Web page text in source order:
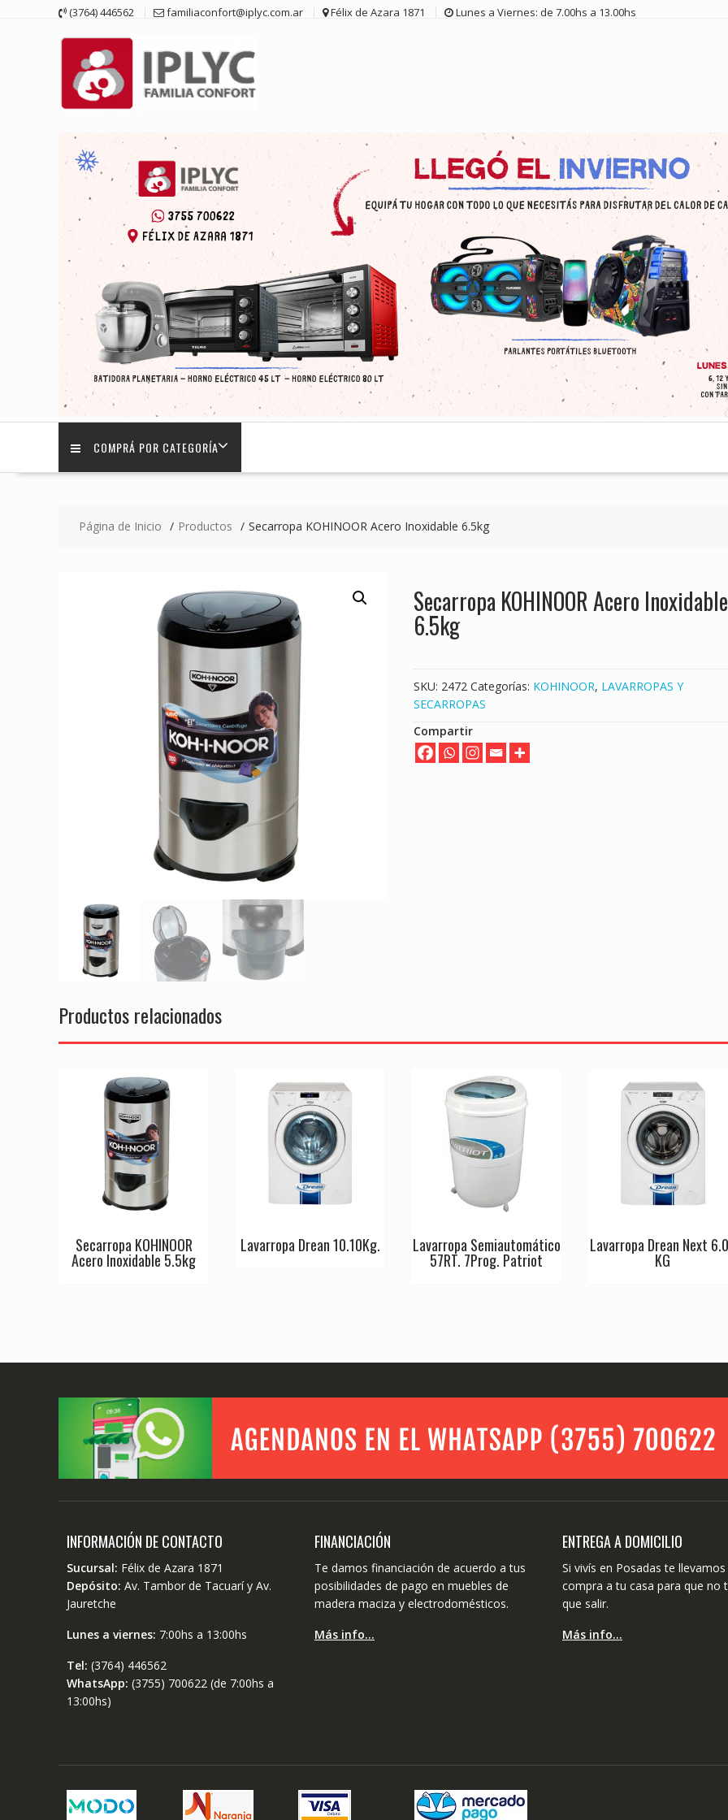
(3764) 446562 familiaconfort@iplyc.com.ar Félix de Azara 1871 Lunes a Viernes: de 7.00hs a 13.00hs
COMPRÁ POR CATEGORÍA
Página de Inicio Productos Secarropa KOHINOOR Acero Inoxidable 6.5kg
Secarropa KOHINOOR Acero Inoxidable
6.5kg
SKU: 2472 Categorías: KOHINOOR, LAVARROPAS Y
SECARROPAS
Compartir
Productos relacionados
Secarropa KOHINOOR
Acero Inoxidable 5.5kg
Lavarropa Drean 10.10Kg. Lavarropa Semiautomático
57RT. 7Prog. Patriot
Lavarropa Drean Next
KG
INFORMACIÓN DE CONTACTO
Sucursal: Félix de Azara 1871
Depósito: Av. Tambor de Tacuarí y Av.
Jauretche
Lunes a viernes: 7:00hs a 13:00hs
Tel: (3764) 446562
WhatsApp: (3755) 700622 (de 7:00hs a
13:00hs)
FINANCIACIÓN
Te damos financiación de acuerdo a tus
posibilidades de pago en muebles de
madera maciza y electrodomésticos.
Más info…
ENTREGA A DOMICILIO
Si vivís en Posadas te
compra a tu casa para que no
que salir.
Más info…